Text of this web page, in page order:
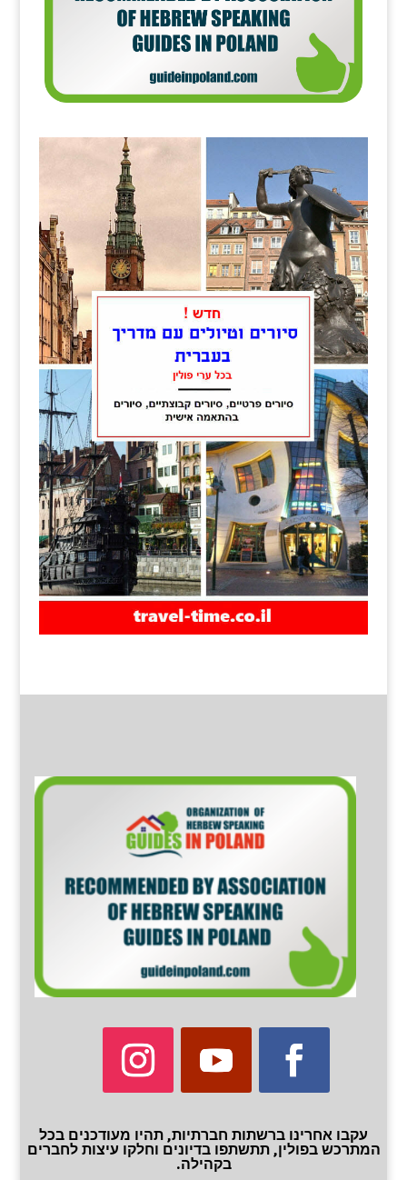
עקבו אחרינו ברשתות חברתיות, תהיו מעודכנים בכל
המתרכש בפולין, תתשתפו בדיונים וחלקו עיצות לחברים
בקהילה.